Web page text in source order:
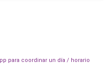
para coordinar un día / horario